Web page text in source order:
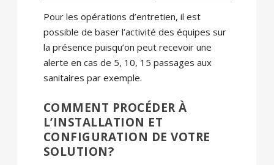
Pour les opérations d’entretien, il est
possible de baser l’activité des équipes sur
la présence puisqu’on peut recevoir une
alerte en cas de 5, 10, 15 passages aux
sanitaires par exemple.
COMMENT PROCÉDER À
L’INSTALLATION ET
CONFIGURATION DE VOTRE
SOLUTION?